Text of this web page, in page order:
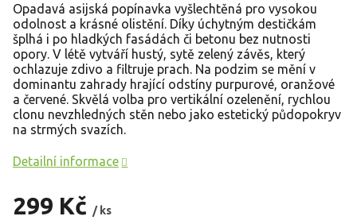
299 Kč / ks
Opadavá asijská popínavka vyšlechtěná pro vysokou
odolnost a krásné olistění. Díky úchytným destičkám
šplhá i po hladkých fasádách či betonu bez nutnosti
opory. V létě vytváří hustý, sytě zelený závěs, který
ochlazuje zdivo a filtruje prach. Na podzim se mění v
dominantu zahrady hrající odstíny purpurové, oranžové
a červené. Skvělá volba pro vertikální ozelenění, rychlou
clonu nevzhledných stěn nebo jako estetický půdopokryv
na strmých svazích.
Detailní informace